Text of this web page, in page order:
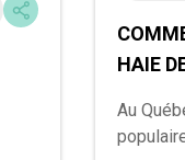
HAIE
Au